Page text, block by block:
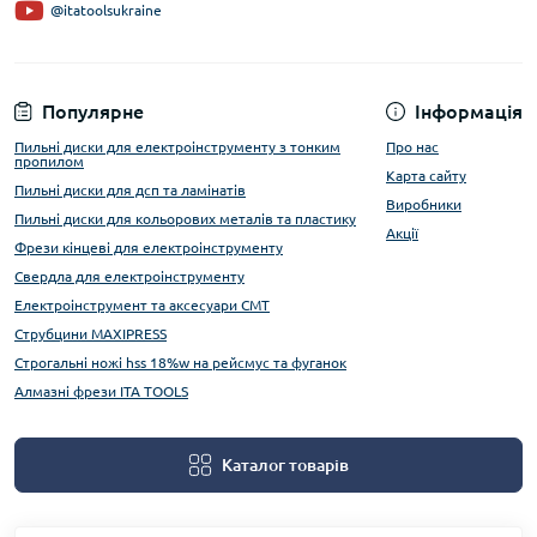
Популярне
Пильні диски для електроінструменту з тонким
пропилом
Пильні диски для дсп та ламінатів
Пильні диски для кольорових металів та пластику
Фрези кінцеві для електроінструменту
Свердла для електроінструменту
Електроінструмент та аксесуари CMT
Струбцини MAXIPRESS
Строгальні ножі hss 18%w на рейсмус та фуганок
Алмазні фрези ITA TOOLS
Інформація
Про нас
Карта сайту
Виробники
Акції
Каталог товарів
@itatoolsukraine